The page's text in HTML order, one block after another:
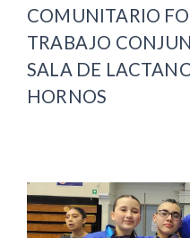
COMUNITARIO
TRABAJO
SALA DE
HORNOS